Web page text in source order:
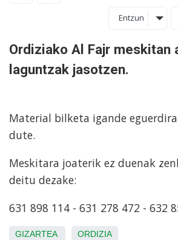
Entzun
Ordiziako Al Fajr meskitan
laguntzak jasotzen.
Material bilketa igande
dute.
Meskitara joaterik ez duenak
deitu dezake:
631 898 114 - 631 278 472 - 632
GIZARTEA ORDIZIA